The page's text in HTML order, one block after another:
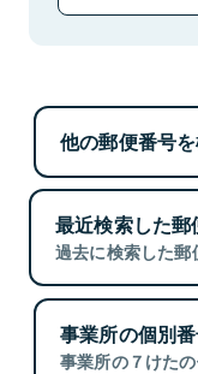
他の郵便番号
最近検索した郵
過去に検索した郵
事業所の個別
事業所の７けた